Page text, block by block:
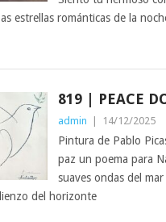
estrellas románticas de la
819 | PEACE
admin 14/12/2025
Pintura de Pablo
paz un poema para
suaves ondas del
del horizonte